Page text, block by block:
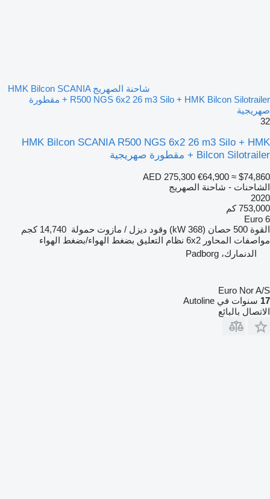
شاحنة الصهريج HMK Bilcon SCANIA
R500 NGS 6x2 26 m3 Silo + HMK Bilcon Silotrailer + مقطورة
صهريجية
32
HMK Bilcon SCANIA R500 NGS 6x2 26 m3 Silo + HMK
Bilcon Silotrailer + مقطورة صهريجية
AED 275,300 €64,900 ≈ $74,860
الشاحنات - شاحنة الصهريج
2020
753,000 كم
Euro 6
القوة 500 حصان (368 kW) وقود ديزل / مازوت حمولة 14,740 كجم
مواصفات المحاور 6x2 نظام التعليق بضغط الهواء/بضغط الهواء
الدنمارك، Padborg
Euro Nor A/S
17 سنوات في Autoline
الاتصال بالبائع